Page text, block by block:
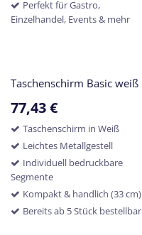
Perfekt für Gastro,
Einzelhandel, Events & mehr
Taschenschirm Basic weiß
77,43€
Taschenschirm in Weiß
Leichtes Metallgestell
Individuell bedruckbare
Segmente
Kompakt & handlich (33 cm)
Bereits ab 5 Stück bestellbar